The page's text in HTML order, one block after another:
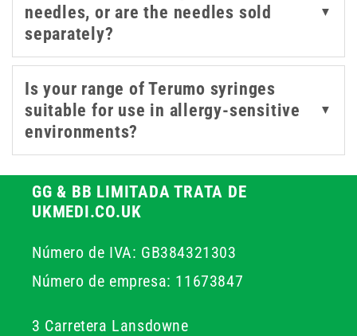
needles, or are the needles sold
separately?
▼
Is your range of Terumo syringes
suitable for use in allergy-sensitive
environments?
▼
GG & BB LIMITADA TRATA DE
UKMEDI.CO.UK
Número de IVA: GB384321303
Número de empresa: 11673847
3 Carretera Lansdowne